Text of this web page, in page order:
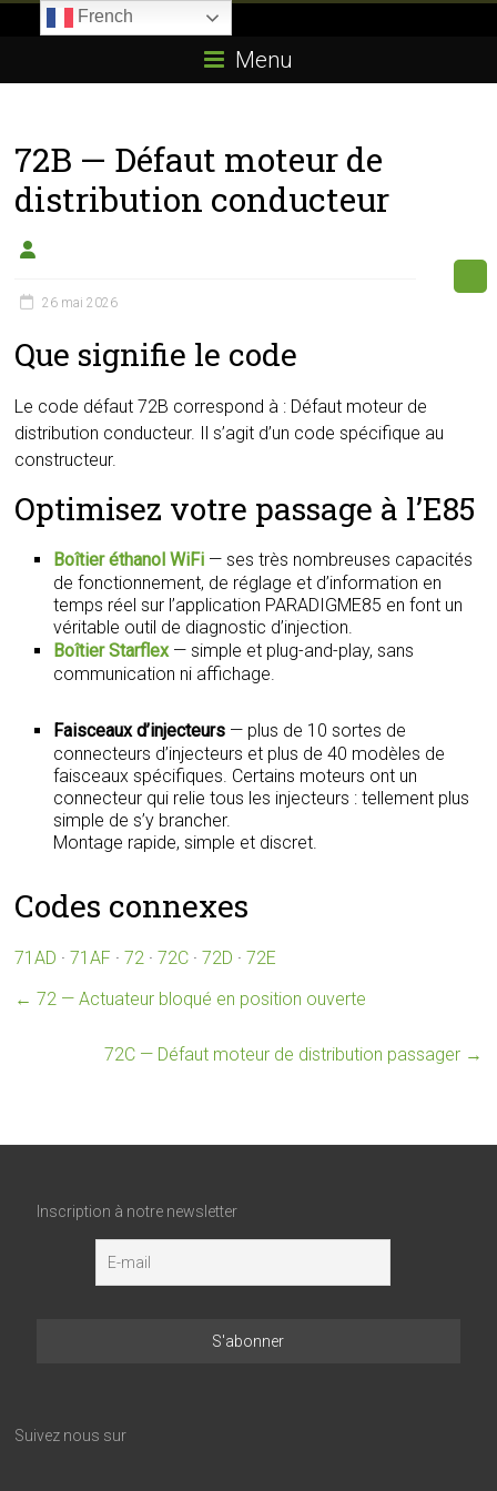
E85.com
passion
du
boîtier
éthanol
Menu
72B — Défaut moteur de
distribution conducteur
26 mai 2026
Que signifie le code
Le code défaut 72B correspond à : Défaut moteur de
distribution conducteur. Il s’agit d’un code spécifique au
constructeur.
Optimisez votre passage à l’E85
Boîtier éthanol WiFi — ses très nombreuses capacités
de fonctionnement, de réglage et d’information en
temps réel sur l’application PARADIGME85 en font un
véritable outil de diagnostic d’injection.
Boîtier Starflex— simple et plug-and-play, sans
communication ni affichage.
Faisceaux d’injecteurs — plus de 10 sortes de
connecteurs d’injecteurs et plus de 40 modèles de
faisceaux spécifiques. Certains moteurs ont un
connecteur qui relie tous les injecteurs : tellement plus
simple de s’y brancher.
Montage rapide, simple et discret.
Codes connexes
71AD ·71AF ·72 ·72C ·72D ·72E
← 72 — Actuateur bloqué en position ouverte
72C — Défaut moteur de distribution passager →
Inscription à notre newsletter
Suivez nous sur
French